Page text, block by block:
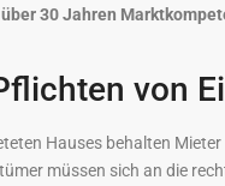
30 Jahren
von
Hauses behalten
müssen sich an die